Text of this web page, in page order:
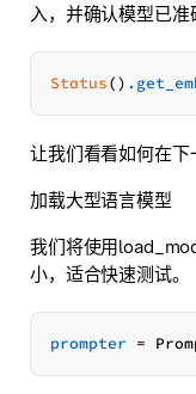
入，并确认模型已准
Status()
让我们看看如何在下
加载大型语言模型
我们将使用
小，适合快速测试。
prompter